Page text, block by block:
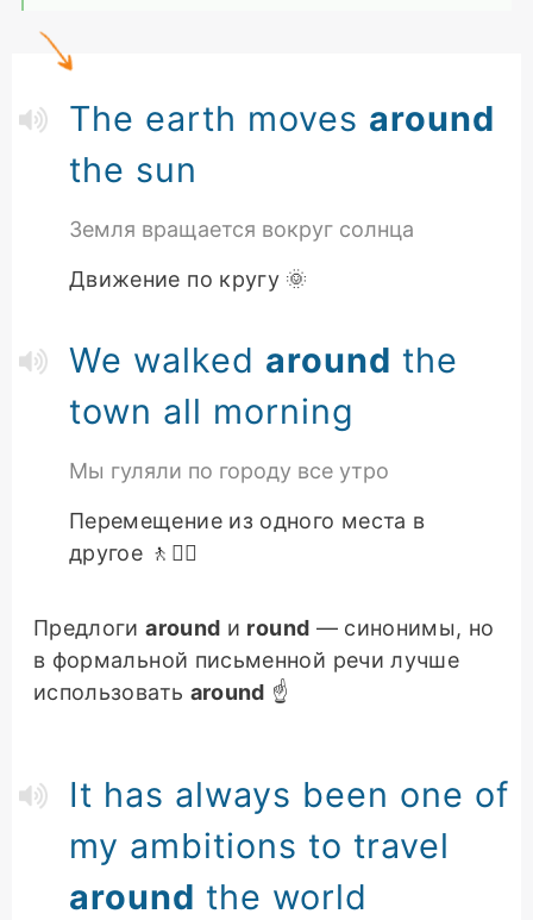
The earth moves around
the sun
Земля вращается вокруг солнца
Движение по кругу 🌞
We walked around the
town all morning
Мы гуляли по городу все утро
Перемещение из одного места в
другое 🚶🚶‍♀️
Предлогиaround и round — синонимы, но
в формальной письменной речи лучше
использовать around ☝️
It has always been one of
my ambitions to travel
around the world